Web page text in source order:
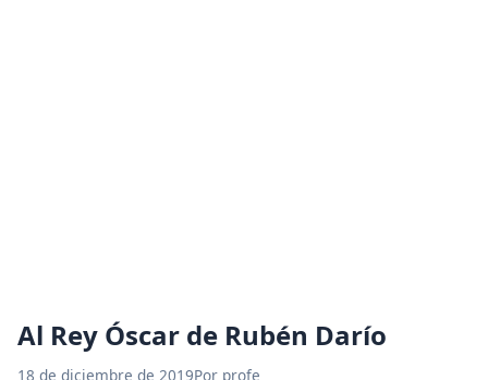
Al Rey Óscar de Rubén Darío
18 de diciembre de 2019Por profe